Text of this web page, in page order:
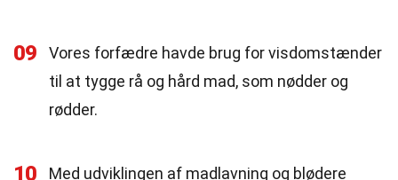
09
Vores forfædre havde brug for visdomstænder
til at tygge rå og hård mad, som nødder og
rødder.
10
Med udviklingen af madlavning og blødere